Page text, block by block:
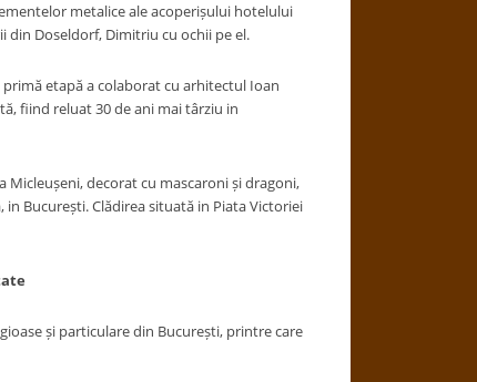
metalice ale acoperișului hotelului
din Doseldorf, Dimitriu cu ochii pe el.
etapă a colaborat cu arhitectul Ioan
fiind reluat 30 de ani mai târziu in
decorat cu mascaroni și dragoni,
București. Clădirea situată in Piata Victoriei
și particulare din București, printre care